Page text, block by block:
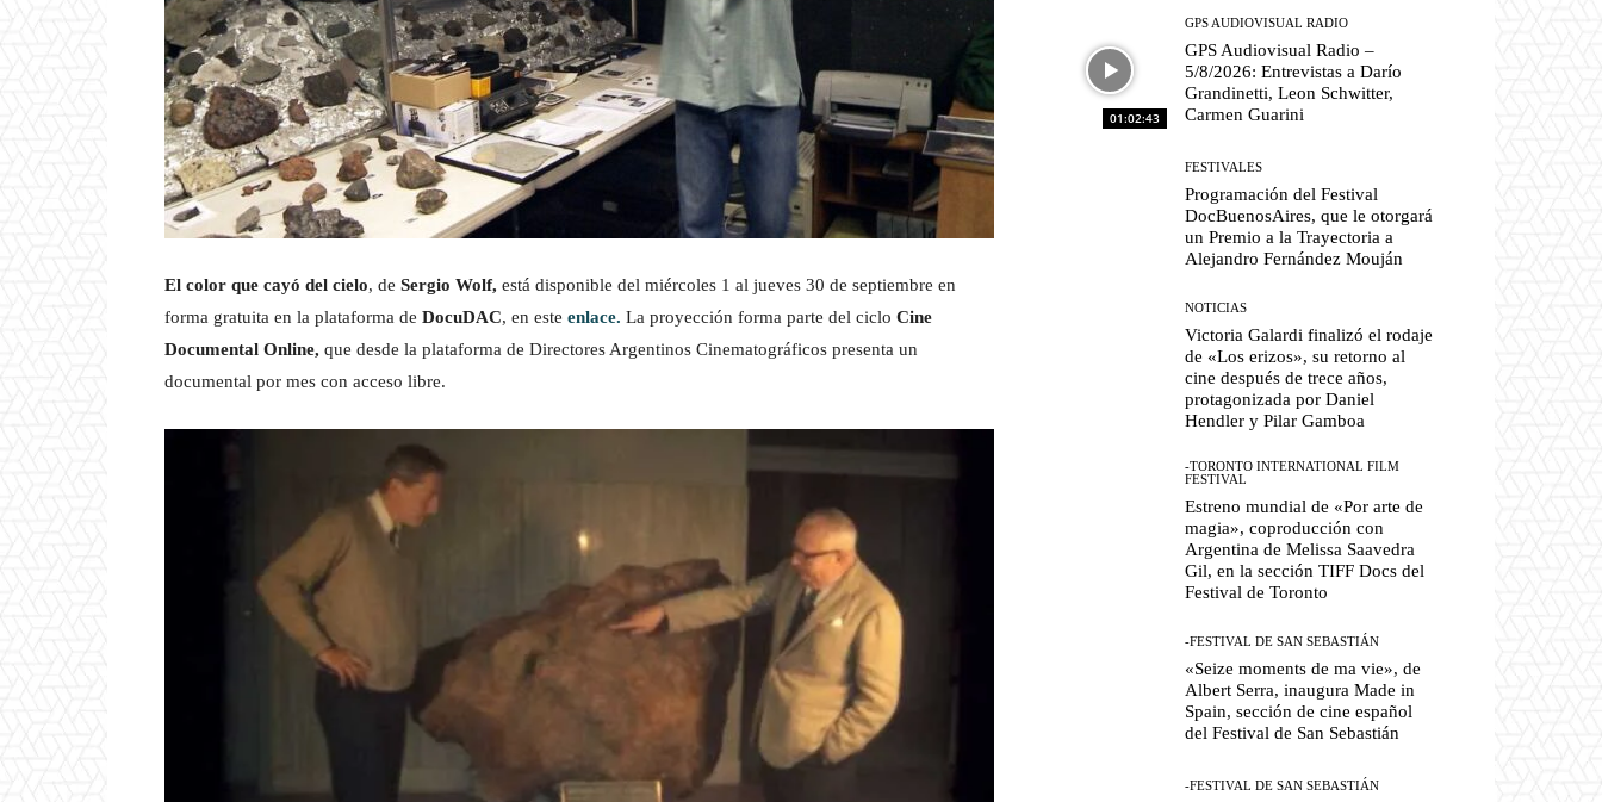
El color que cayó del cielo, de Sergio Wolf, está disponible del miércoles 1 al jueves 30 de septiembre en
forma gratuita en la plataforma de DocuDAC, en este enlace. La proyección forma parte del ciclo Cine
Documental Online, que desde la plataforma de Directores Argentinos Cinematográficos presenta un
documental por mes con acceso libre.
01:02:43
GPS AUDIOVISUAL RADIO
GPS Audiovisual Radio –
5/8/2026: Entrevistas a Darío
Grandinetti, Leon Schwitter,
Carmen Guarini
FESTIVALES
Programación del Festival
DocBuenosAires, que le otorgará
un Premio a la Trayectoria a
Alejandro Fernández Mouján
NOTICIAS
Victoria Galardi finalizó el rodaje
de «Los erizos», su retorno al
cine después de trece años,
protagonizada por Daniel
Hendler y Pilar Gamboa
-TORONTO INTERNATIONAL FILM
FESTIVAL
Estreno mundial de «Por arte de
magia», coproducción con
Argentina de Melissa Saavedra
Gil, en la sección TIFF Docs del
Festival de Toronto
-FESTIVAL DE SAN SEBASTIÁN
«Seize moments de ma vie», de
Albert Serra, inaugura Made in
Spain, sección de cine español
del Festival de San Sebastián
-FESTIVAL DE SAN SEBASTIÁN